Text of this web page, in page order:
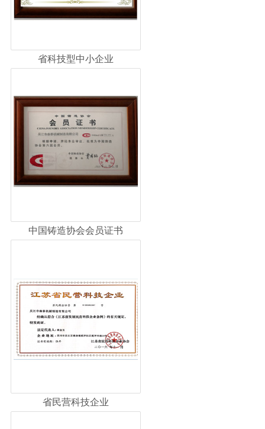
省科技型中小企业
中国铸造协会会员证书
省民营科技企业